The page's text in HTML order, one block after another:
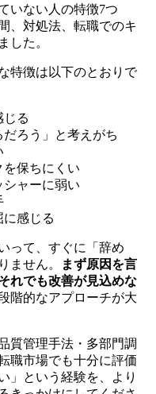
いない人の特徴7つ
、対処法、転職でのキ
した。
特徴は以下のとおりで
じる
ろう」と考えがち
保ちにくい
シャーに弱い
に感じる
って、すぐに「辞め
ません。
まず原因を言
れでも改善が見込めな
階的なアプローチが大
質管理手法・多部門調
職市場でも十分に評価
」という経験を、より